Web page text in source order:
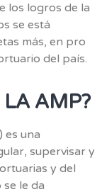
los logros de la
se está
más, en pro
del país.
LA AMP?
es una
supervisar y
y del
le da